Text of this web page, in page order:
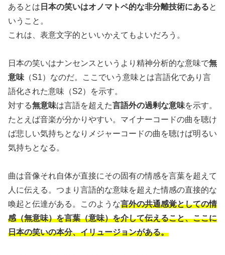
あるとは 日本の笑いはオノマトペ的な非分離技術にあると
いうこと。
これは、表意文字的といいかえてもよいだろう。
日本の笑いはナンセンスというより精神分析的な意味で無
意味 （S1）なのだ。ここでいう意味とは言語化であり言
語化された意味（S2）を示す。
対する無意味は言語を超えた言語外の過剰な意味を示す。
たとえば音楽が分かりやすい。マイナーコードの曲を聴け
ば悲しい気持ちとなりメジャーコードの曲を聴けば明るい
気持ちとなる。
曲は音像それ自体が直接にその固有の情感を言葉を超えて
人に伝える。つまり言語的な意味を超えた情感の直接的な
喚起と伝達がある。このような言外の共通感覚としての情
感（無意味）を言葉（意味）を介して伝えること、ここに
日本の笑いの本分、イリュージョンがある。